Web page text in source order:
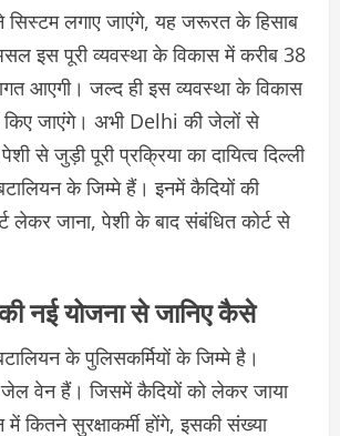
लगाए जाएंगे, यह जरूरत के हिसाब
इस पूरी व्यवस्था के विकास में करीब 38
आएगी। जल्द ही इस व्यवस्था के विकास
किए जाएंगे। अभी Delhi की जेलों से
से जुड़ी पूरी प्रक्रिया का दायित्व दिल्ली
के जिम्मे हैं। इनमें कैदियों की
लेकर जाना, पेशी के बाद संबंधित कोर्ट से
नई योजना से जानिए कैसे
के पुलिसकर्मियों के जिम्मे है।
वेन हैं। जिसमें कैदियों को लेकर जाया
कितने सुरक्षाकर्मी होंगे, इसकी संख्या